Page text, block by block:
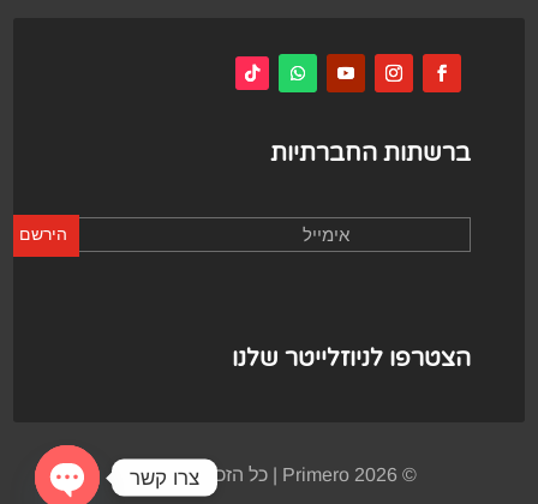
ברשתות החברתיות
הירשם
הצטרפו לניוזלייטר שלנו
© Primero 2026 | כל הזכויות שמורות צרו קשר